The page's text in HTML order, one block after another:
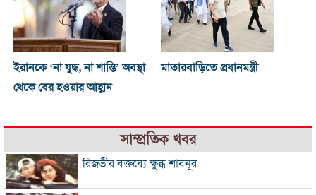
ইরানকে ‘না যুদ্ধ, না শান্তি’ অবস্থা
থেকে বের হওয়ার আহ্বান
মাতারবাড়িতে প্রধানমন্ত্রী
সাম্প্রতিক খবর
রিজভীর বক্তব্যে ক্ষুব্ধ শাবনূর